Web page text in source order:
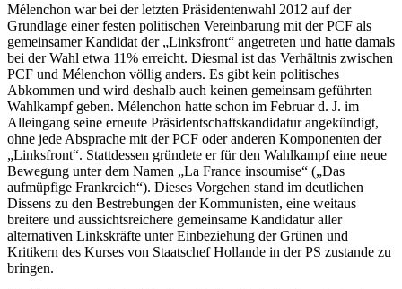
Mélenchon war bei der letzten Präsidentenwahl 2012 auf der
Grundlage einer festen politischen Vereinbarung mit der PCF als
gemeinsamer Kandidat der „Linksfront“ angetreten und hatte damals
bei der Wahl etwa 11% erreicht. Diesmal ist das Verhältnis zwischen
PCF und Mélenchon völlig anders. Es gibt kein politisches
Abkommen und wird deshalb auch keinen gemeinsam geführten
Wahlkampf geben. Mélenchon hatte schon im Februar d. J. im
Alleingang seine erneute Präsidentschaftskandidatur angekündigt,
ohne jede Absprache mit der PCF oder anderen Komponenten der
„Linksfront“. Stattdessen gründete er für den Wahlkampf eine neue
Bewegung unter dem Namen „La France insoumise“ („Das
aufmüpfige Frankreich“). Dieses Vorgehen stand im deutlichen
Dissens zu den Bestrebungen der Kommunisten, eine weitaus
breitere und aussichtsreichere gemeinsame Kandidatur aller
alternativen Linkskräfte unter Einbeziehung der Grünen und
Kritikern des Kurses von Staatschef Hollande in der PS zustande zu
bringen.